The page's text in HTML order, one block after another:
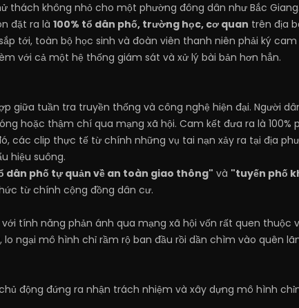
thách không nhỏ cho một phường đông dân như Bắc
đặt ra là 100% tổ dân phố, trường học, cơ quan trên địa
tới, toàn bộ học sinh và đoàn viên thanh niên phải ký
với cả một hệ thống giám sát và xử lý bài bản hơn hẳn.
giữa tuần tra truyền thống và công nghệ hiện đại. Người
hoặc thậm chí qua mạng xã hội. Cam kết đưa ra là 100%
các clip thực tế từ chính những vụ tai nạn xảy ra tại địa
hiệu suông.
dân phố tự quản về an toàn giao thông" và "tuyến phố
từ chính cộng đồng dân cư.
tính năng phản ánh qua mạng xã hội vốn rất quen thuộc
ngại mô hình chỉ rầm rộ ban đầu rồi dần chìm vào quên
động đứng ra nhận trách nhiệm và xây dựng mô hình